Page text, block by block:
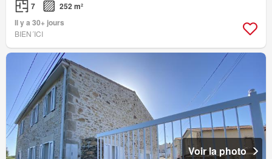
7
252 m²
Il y a 30+ jours
BIEN´ICI
Voir la photo